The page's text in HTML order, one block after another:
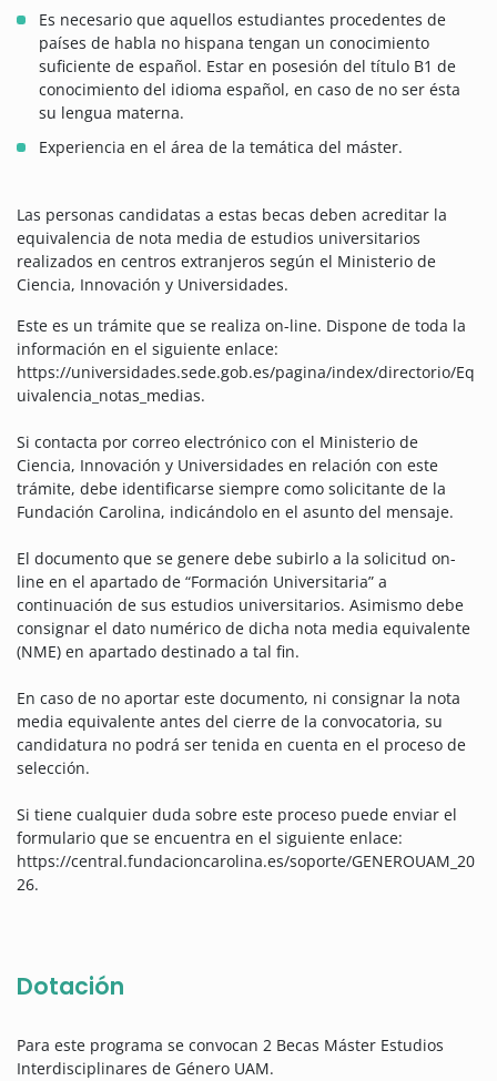
Es necesario que aquellos estudiantes procedentes de
países de habla no hispana tengan un conocimiento
suficiente de español. Estar en posesión del título B1 de
conocimiento del idioma español, en caso de no ser ésta
su lengua materna.
Experiencia en el área de la temática del máster.
Las personas candidatas a estas becas deben acreditar la
equivalencia de nota media de estudios universitarios
realizados en centros extranjeros según el Ministerio de
Ciencia, Innovación y Universidades.
Este es un trámite que se realiza on-line. Dispone de toda la
información en el siguiente enlace:
https://universidades.sede.gob.es/pagina/index/directorio/Eq
uivalencia_notas_medias.
Si contacta por correo electrónico con el Ministerio de
Ciencia, Innovación y Universidades en relación con este
trámite, debe identificarse siempre como solicitante de la
Fundación Carolina, indicándolo en el asunto del mensaje.
El documento que se genere debe subirlo a la solicitud on-
line en el apartado de “Formación Universitaria” a
continuación de sus estudios universitarios. Asimismo debe
consignar el dato numérico de dicha nota media equivalente
(NME) en apartado destinado a tal fin.
En caso de no aportar este documento, ni consignar la nota
media equivalente antes del cierre de la convocatoria, su
candidatura no podrá ser tenida en cuenta en el proceso de
selección.
Si tiene cualquier duda sobre este proceso puede enviar el
formulario que se encuentra en el siguiente enlace:
https://central.fundacioncarolina.es/soporte/GENEROUAM_20
26.
Dotación
Para este programa se convocan 2 Becas Máster Estudios
Interdisciplinares de Género UAM.